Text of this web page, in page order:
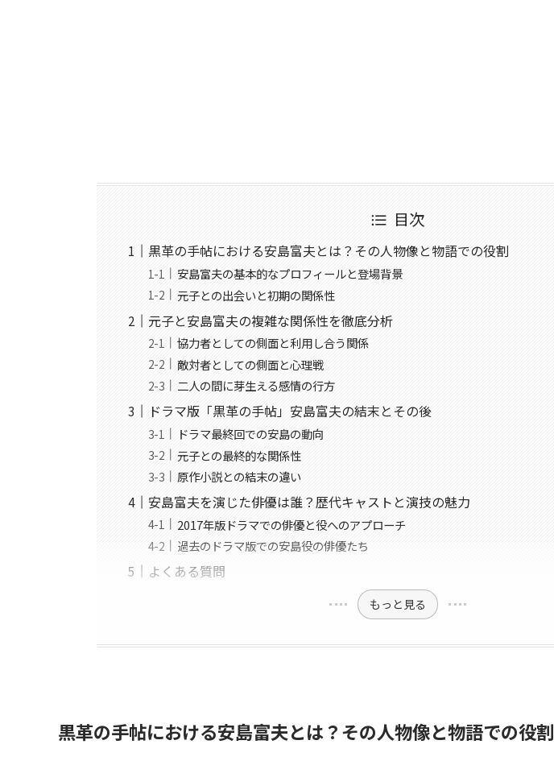
目次
黒革の手帖における安島富夫とは？その人物像と物語での役割
安島富夫の基本的なプロフィールと登場背景
元子との出会いと初期の関係性
元子と安島富夫の複雑な関係性を徹底分析
協力者としての側面と利用し合う関係
敵対者としての側面と心理戦
二人の間に芽生える感情の行方
ドラマ版「黒革の手帖」安島富夫の結末とその後
ドラマ最終回での安島の動向
元子との最終的な関係性
原作小説との結末の違い
安島富夫を演じた俳優は誰？歴代キャストと演技の魅力
2017年版ドラマでの俳優と役へのアプローチ
過去のドラマ版での安島役の俳優たち
よくある質問
もっと見る
黒革の手帖における安島富夫とは？その人物像と物語での役割